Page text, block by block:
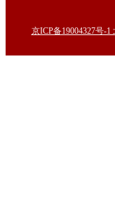
京ICP备19004327号-